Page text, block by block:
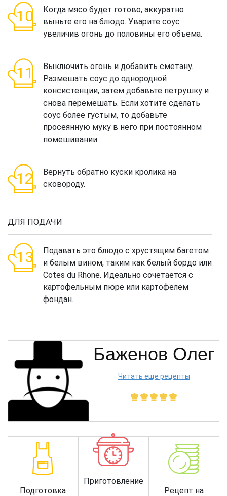
Когда мясо будет готово, аккуратно
выньте его на блюдо. Уварите соус
увеличив огонь до половины его объема.
Выключить огонь и добавить сметану.
Размешать соус до однородной
консистенции, затем добавьте петрушку и
снова перемешать. Если хотите сделать
соус более густым, то добавьте
просеянную муку в него при постоянном
помешивании.
Вернуть обратно куски кролика на
сковороду.
ДЛЯ ПОДАЧИ
Подавать это блюдо с хрустящим багетом
и белым вином, таким как белый бордо или
Cotes du Rhone. Идеально сочетается с
картофельным пюре или картофелем
фондан.
Баженов Олег
Читать еще рецепты
Подготовка
Приготовление
Рецепт на